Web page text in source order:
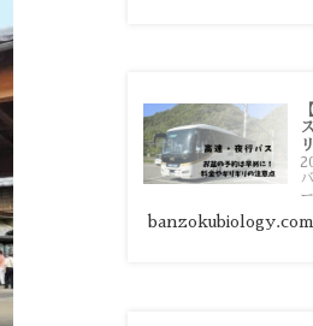
banzokubiology.com